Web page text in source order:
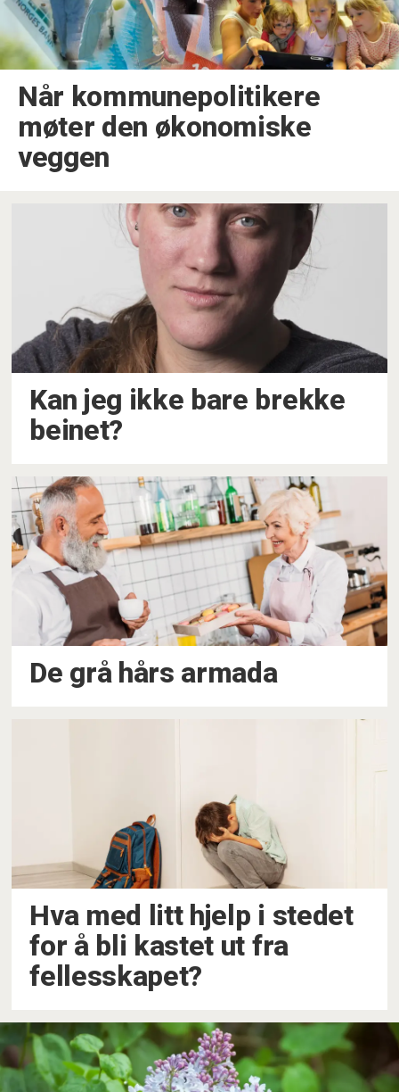
Når kommunepolitikere
møter den økonomiske
veggen
Kan jeg ikke bare brekke
beinet?
De grå hårs armada
Hva med litt hjelp i stedet
for å bli kastet ut fra
fellesskapet?